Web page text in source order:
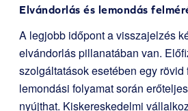
Elvándorlás és lemondás
A legjobb időpont a visszajelzés
elvándorlás pillanatában van.
szolgáltatások esetében egy rövid
lemondási folyamat során
nyújthat. Kiskereskedelmi